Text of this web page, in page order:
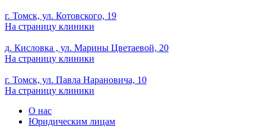
г. Томск, ул. Котовского, 19
На страницу клиники
д. Кисловка , ул. Марины Цветаевой, 20
На страницу клиники
г. Томск, ул. Павла Нарановича, 10
На страницу клиники
О нас
Юридическим лицам